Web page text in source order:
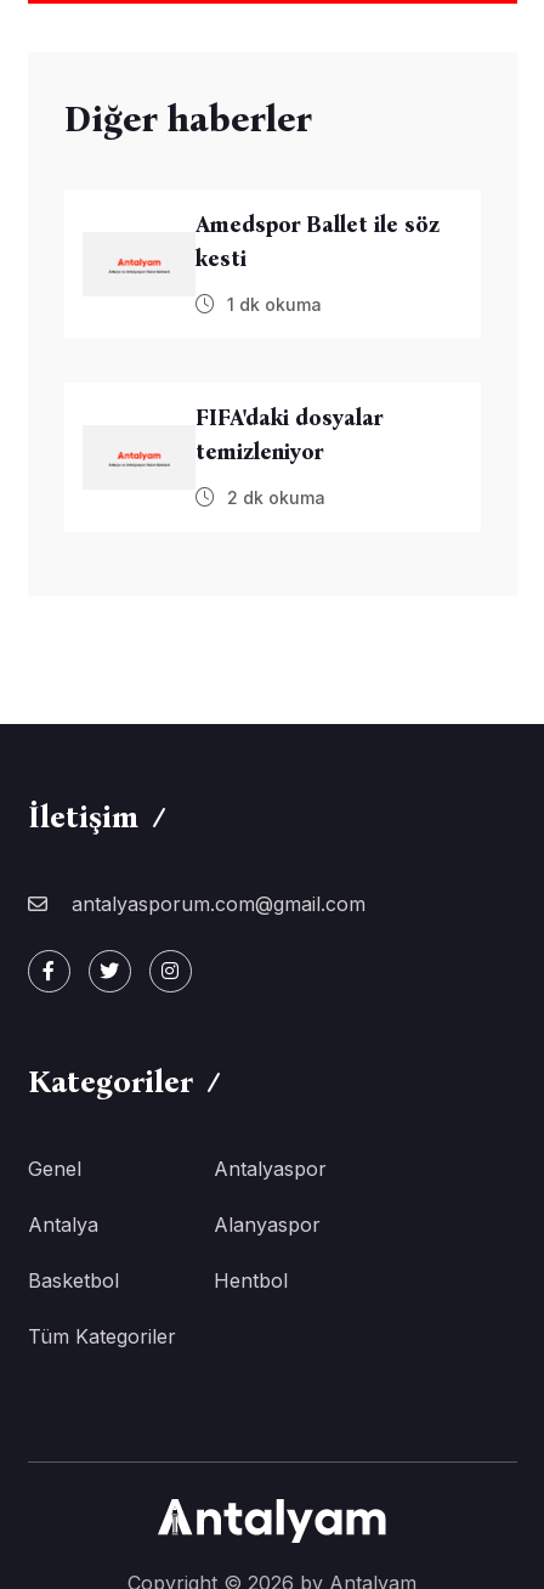
Diğer haberler
Amedspor Ballet ile söz
kesti
1 dk okuma
FIFA'daki dosyalar
temizleniyor
2 dk okuma
İletişim
antalyasporum.com@gmail.com
Kategoriler
Genel Antalyaspor
Antalya Alanyaspor
Basketbol Hentbol
Tüm Kategoriler
Copyright © 2026 by Antalyam